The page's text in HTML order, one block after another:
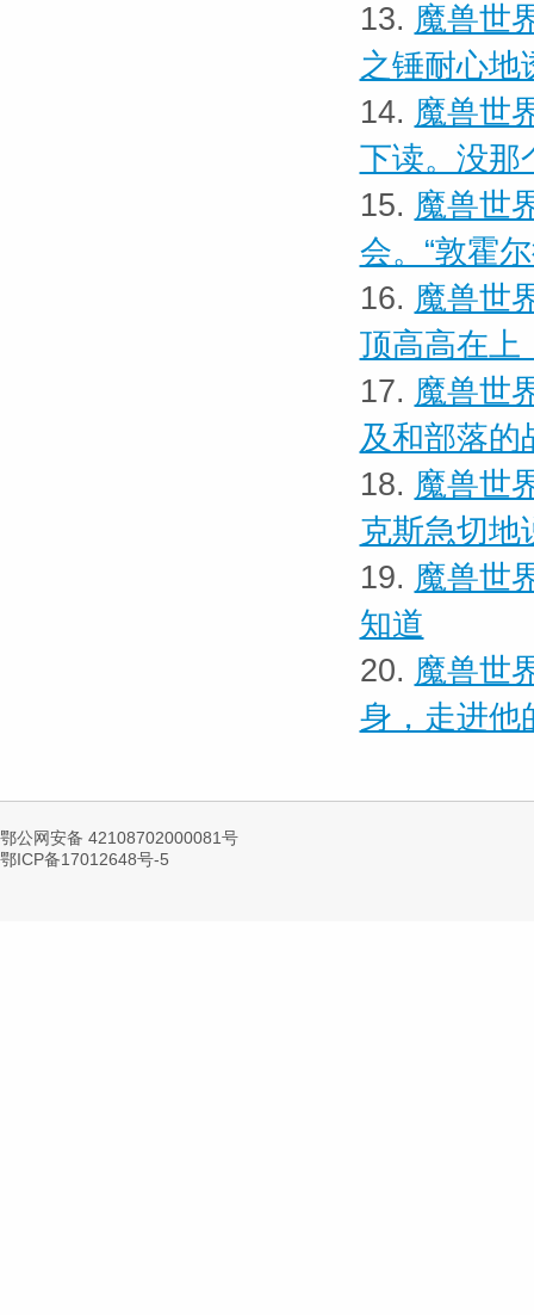
13. 魔兽世
之锤耐心地
14. 魔兽世
下读。没那
15. 魔兽世
会。“敦霍
16. 魔兽世
顶高高在上
17. 魔兽世
及和部落的
18. 魔兽世
克斯急切地
19. 魔兽世
知道
20. 魔兽世
身，走进他
鄂公网安备 42108702000081号
鄂ICP备17012648号-5